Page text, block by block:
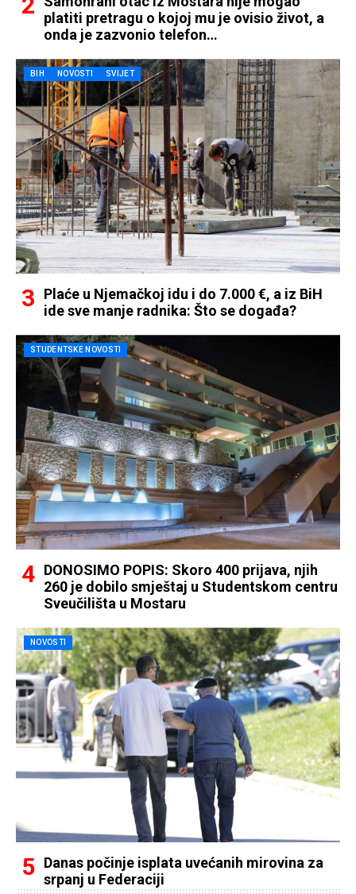
platiti pretragu o kojoj mu je ovisio život, a
onda je zazvonio telefon…
BIH NOVOSTI SVIJET
Plaće u Njemačkoj idu i do 7.000 €, a iz BiH
ide sve manje radnika: Što se događa?
STUDENTSKE NOVOSTI
DONOSIMO POPIS: Skoro 400 prijava, njih
260 je dobilo smještaj u Studentskom centru
Sveučilišta u Mostaru
NOVOSTI
Danas počinje isplata uvećanih mirovina za
srpanj u Federaciji